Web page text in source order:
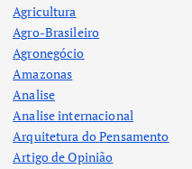
Agricultura
Agro-Brasileiro
Agronegócio
Amazonas
Analise
Analise internacional
Arquitetura do Pensamento
Artigo de Opinião